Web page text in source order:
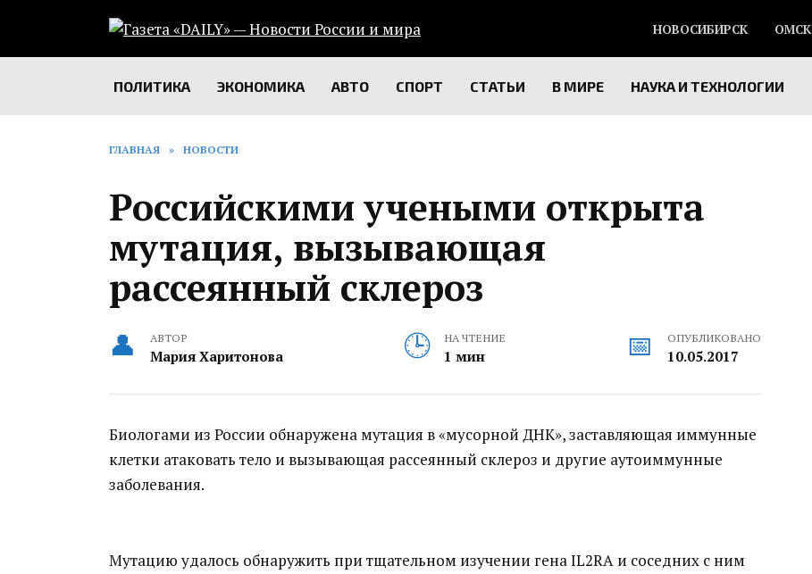
содержанию
НОВОСИБИРСК ОМСК
ПОЛИТИКА ЭКОНОМИКА АВТО СПОРТ СТАТЬИ В МИРЕ НАУКА И ТЕХНОЛОГИИ
ГЛАВНАЯ » НОВОСТИ
Российскими учеными открыта
мутация, вызывающая
рассеянный склероз‍
АВТОР
Мария Харитонова
НА ЧТЕНИЕ
1 мин
ОПУБЛИКОВАНО
10.05.2017
Биологами из России обнаружена мутация в «мусорной ДНК», заставляющая иммунные
клетки атаковать тело и вызывающая рассеянный склероз и другие аутоиммунные
заболевания.
Мутацию удалось обнаружить при тщательном изучении гена IL2RA и соседних с ним